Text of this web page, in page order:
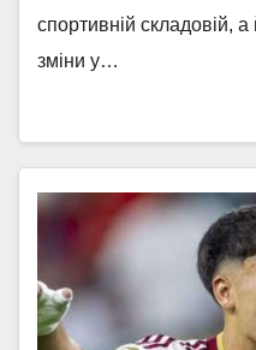
спортивній складовій,
зміни у…